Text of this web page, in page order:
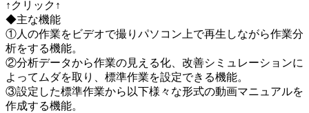
↑クリック↑
◆主な機能
①人の作業をビデオで撮りパソコン上で再生しながら作業分
析をする機能。
②分析データから作業の見える化、改善シミュレーションに
よってムダを取り、標準作業を設定できる機能。
③設定した標準作業から以下様々な形式の動画マニュアルを
作成する機能。